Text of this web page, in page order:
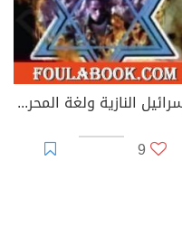
إسرائيل النازية ولغة المحرقة
9